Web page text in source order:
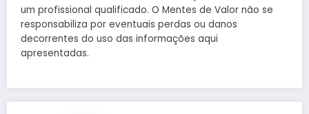
um profissional qualificado. O Mentes de Valor não se
responsabiliza por eventuais perdas ou danos
decorrentes do uso das informações aqui
apresentadas.